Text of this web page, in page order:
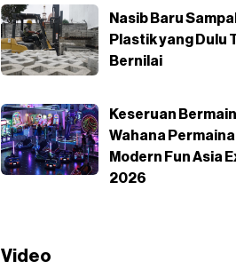
Nasib Baru
Plastik yang Dulu
Bernilai
Keseruan
Wahana
Modern Fun Asia
2026
Video